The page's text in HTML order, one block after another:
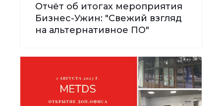
Отчёт об итогах мероприятия
Бизнес-Ужин: "Свежий взгляд
на альтернативное ПО"